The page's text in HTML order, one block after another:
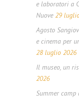
e laboratori a
Nuove 29
Agosto
e cinema per
28 luglio 2026
Il museo, un
2026
Summer camp